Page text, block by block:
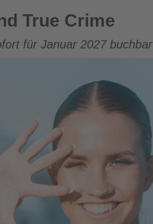
True Crime
für Januar 2027 buchbar